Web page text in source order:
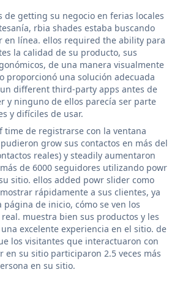
de getting su negocio en ferias locales
rbia shades estaba buscando
en línea. ellos required the ability para
la calidad de su producto, sus
de una manera visualmente
proporcionó una solución adecuada
different third-party apps antes de
y ninguno de ellos parecía ser parte
y difíciles de usar.
time de registrarse con la ventana
grow sus contactos en más del
reales) y steadily aumentaron
de 6000 seguidores utilizando powr
sitio. ellos added powr slider como
rápidamente a sus clientes, ya
de inicio, cómo se ven los
muestra bien sus productos y les
excelente experiencia en el sitio. de
los visitantes que interactuaron con
en su sitio participaron 2.5 veces más
en su sitio.